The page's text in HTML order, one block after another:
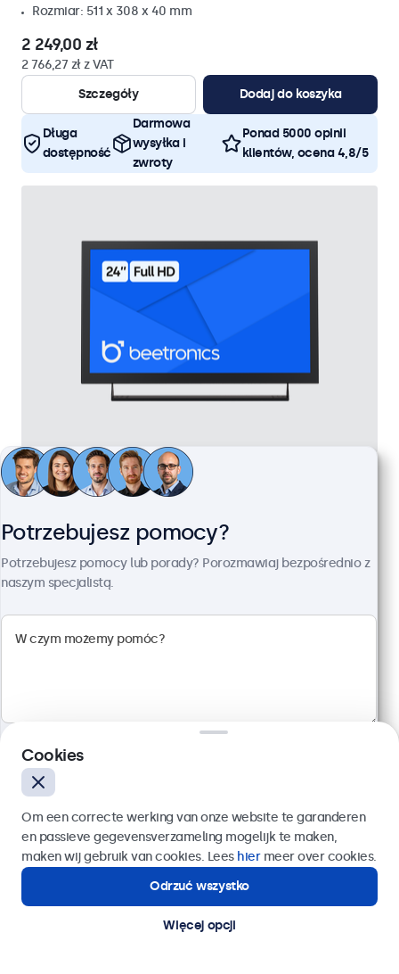
Rozmiar: 511 x 308 x 40 mm
2 249,00 zł
2 766,27 zł z VAT
Szczegóły
Dodaj do koszyka
Długa
dostępność
Darmowa
wysyłka i
zwroty
Ponad 5000 opinii
klientów, ocena 4,8/5
Monitor 24" Metalowy
Kod produktu:24HD7M
Rozdzielczość 1920 x 1080 (Full HD)
Wejścia: HDMI, VGA, BNC, RCA
Montaż: biurkowy, w zabudowie, ścienny
Rozmiar: 560 x 337 x 41 mm
Potrzebujesz pomocy?
Potrzebujesz pomocy lub porady? Porozmawiaj bezpośrednio z
naszym specjalistą.
Wyślij
Lub zadzwoń pod numer:22 397 04 43
Potrzebujesz pomocy?
Kontakt ze specjalistą.
Cookies
Om een correcte werking van onze website te garanderen
en passieve gegevensverzameling mogelijk te maken,
maken wij gebruik van cookies. Lees hiermeer over cookies.
Odrzuć wszystko
Więcej opcji